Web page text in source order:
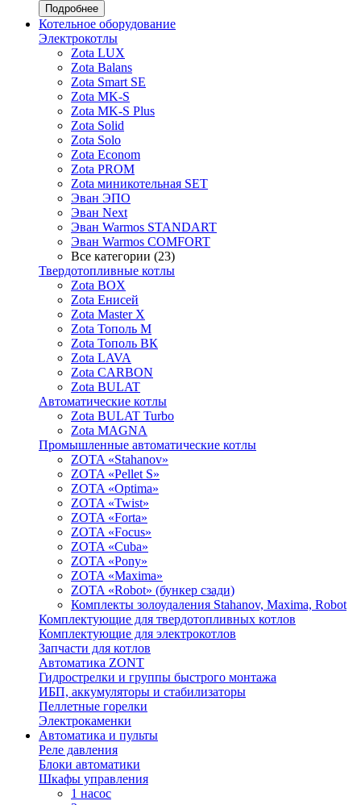
Подробнее
Котельное оборудование
Электрокотлы
Zota LUX
Zota Balans
Zota Smart SE
Zota MK-S
Zota MK-S Plus
Zota Solid
Zota Solo
Zota Econom
Zota PROM
Zota миникотельная SET
Эван ЭПО
Эван Next
Эван Warmos STANDART
Эван Warmos COMFORT
Все категории (23)
Твердотопливные котлы
Zota BOX
Zota Енисей
Zota Master X
Zota Тополь М
Zota Тополь ВК
Zota LAVA
Zota CARBON
Zota BULAT
Автоматические котлы
Zota BULAT Turbo
Zota MAGNA
Промышленные автоматические котлы
ZOTA «Stahanov»
ZOTA «Pellet S»
ZOTA «Optima»
ZOTA «Twist»
ZOTA «Forta»
ZOTA «Focus»
ZOTA «Cuba»
ZOTA «Pony»
ZOTA «Maxima»
ZOTA «Robot» (бункер сзади)
Комплекты золоудаления Stahanov, Maxima, Robot
Комплектующие для твердотопливных котлов
Комплектующие для электрокотлов
Запчасти для котлов
Автоматика ZONT
Гидрострелки и группы быстрого монтажа
ИБП, аккумуляторы и стабилизаторы
Пеллетные горелки
Электрокаменки
Автоматика и пульты
Реле давления
Блоки автоматики
Шкафы управления
1 насос